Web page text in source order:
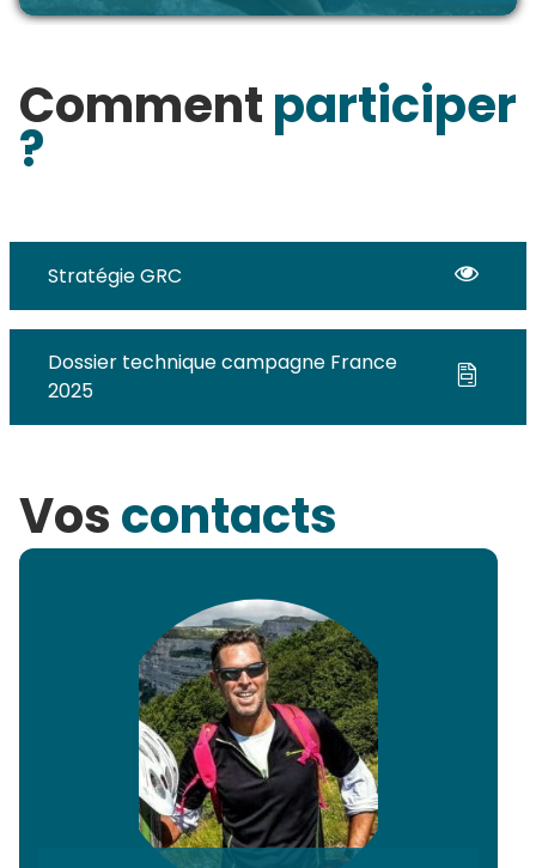
Commentparticiper
?
Stratégie GRC
Dossier technique campagne France
2025
Voscontacts